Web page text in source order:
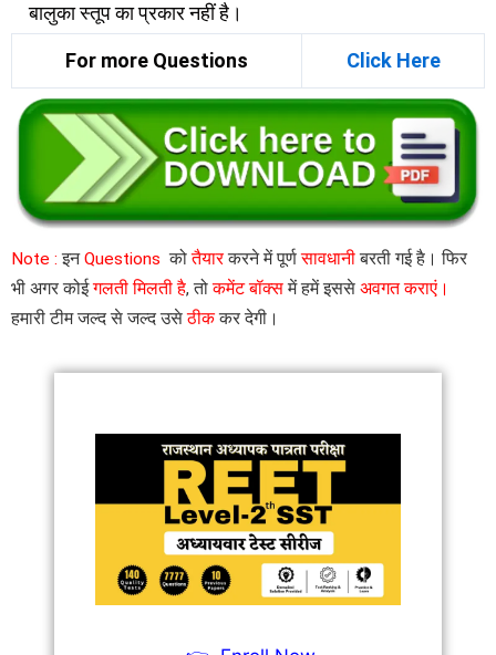
बालुका स्तूप का प्रकार नहीं है।
For more Questions Click Here
Note : इनQuestions कोतैयारकरने में पूर्णसावधानीबरती गई है। फिर
भी अगर कोईगलती मिलती है, तोकमेंट बॉक्समें हमें इससे अवगत कराएं।
हमारी टीम जल्द से जल्द उसेठीककर देगी।